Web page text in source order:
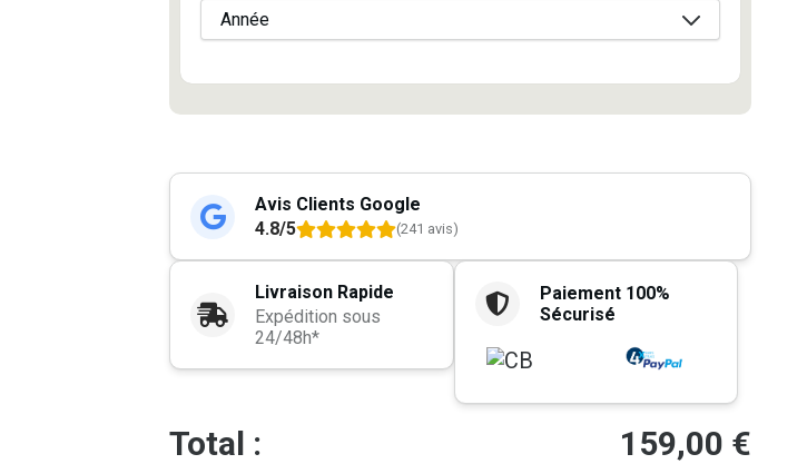
Avis Clients Google
4.8/5
(241 avis)
Livraison Rapide
Expédition sous
24/48h*
Paiement 100%
Sécurisé
Total : 159,00 €